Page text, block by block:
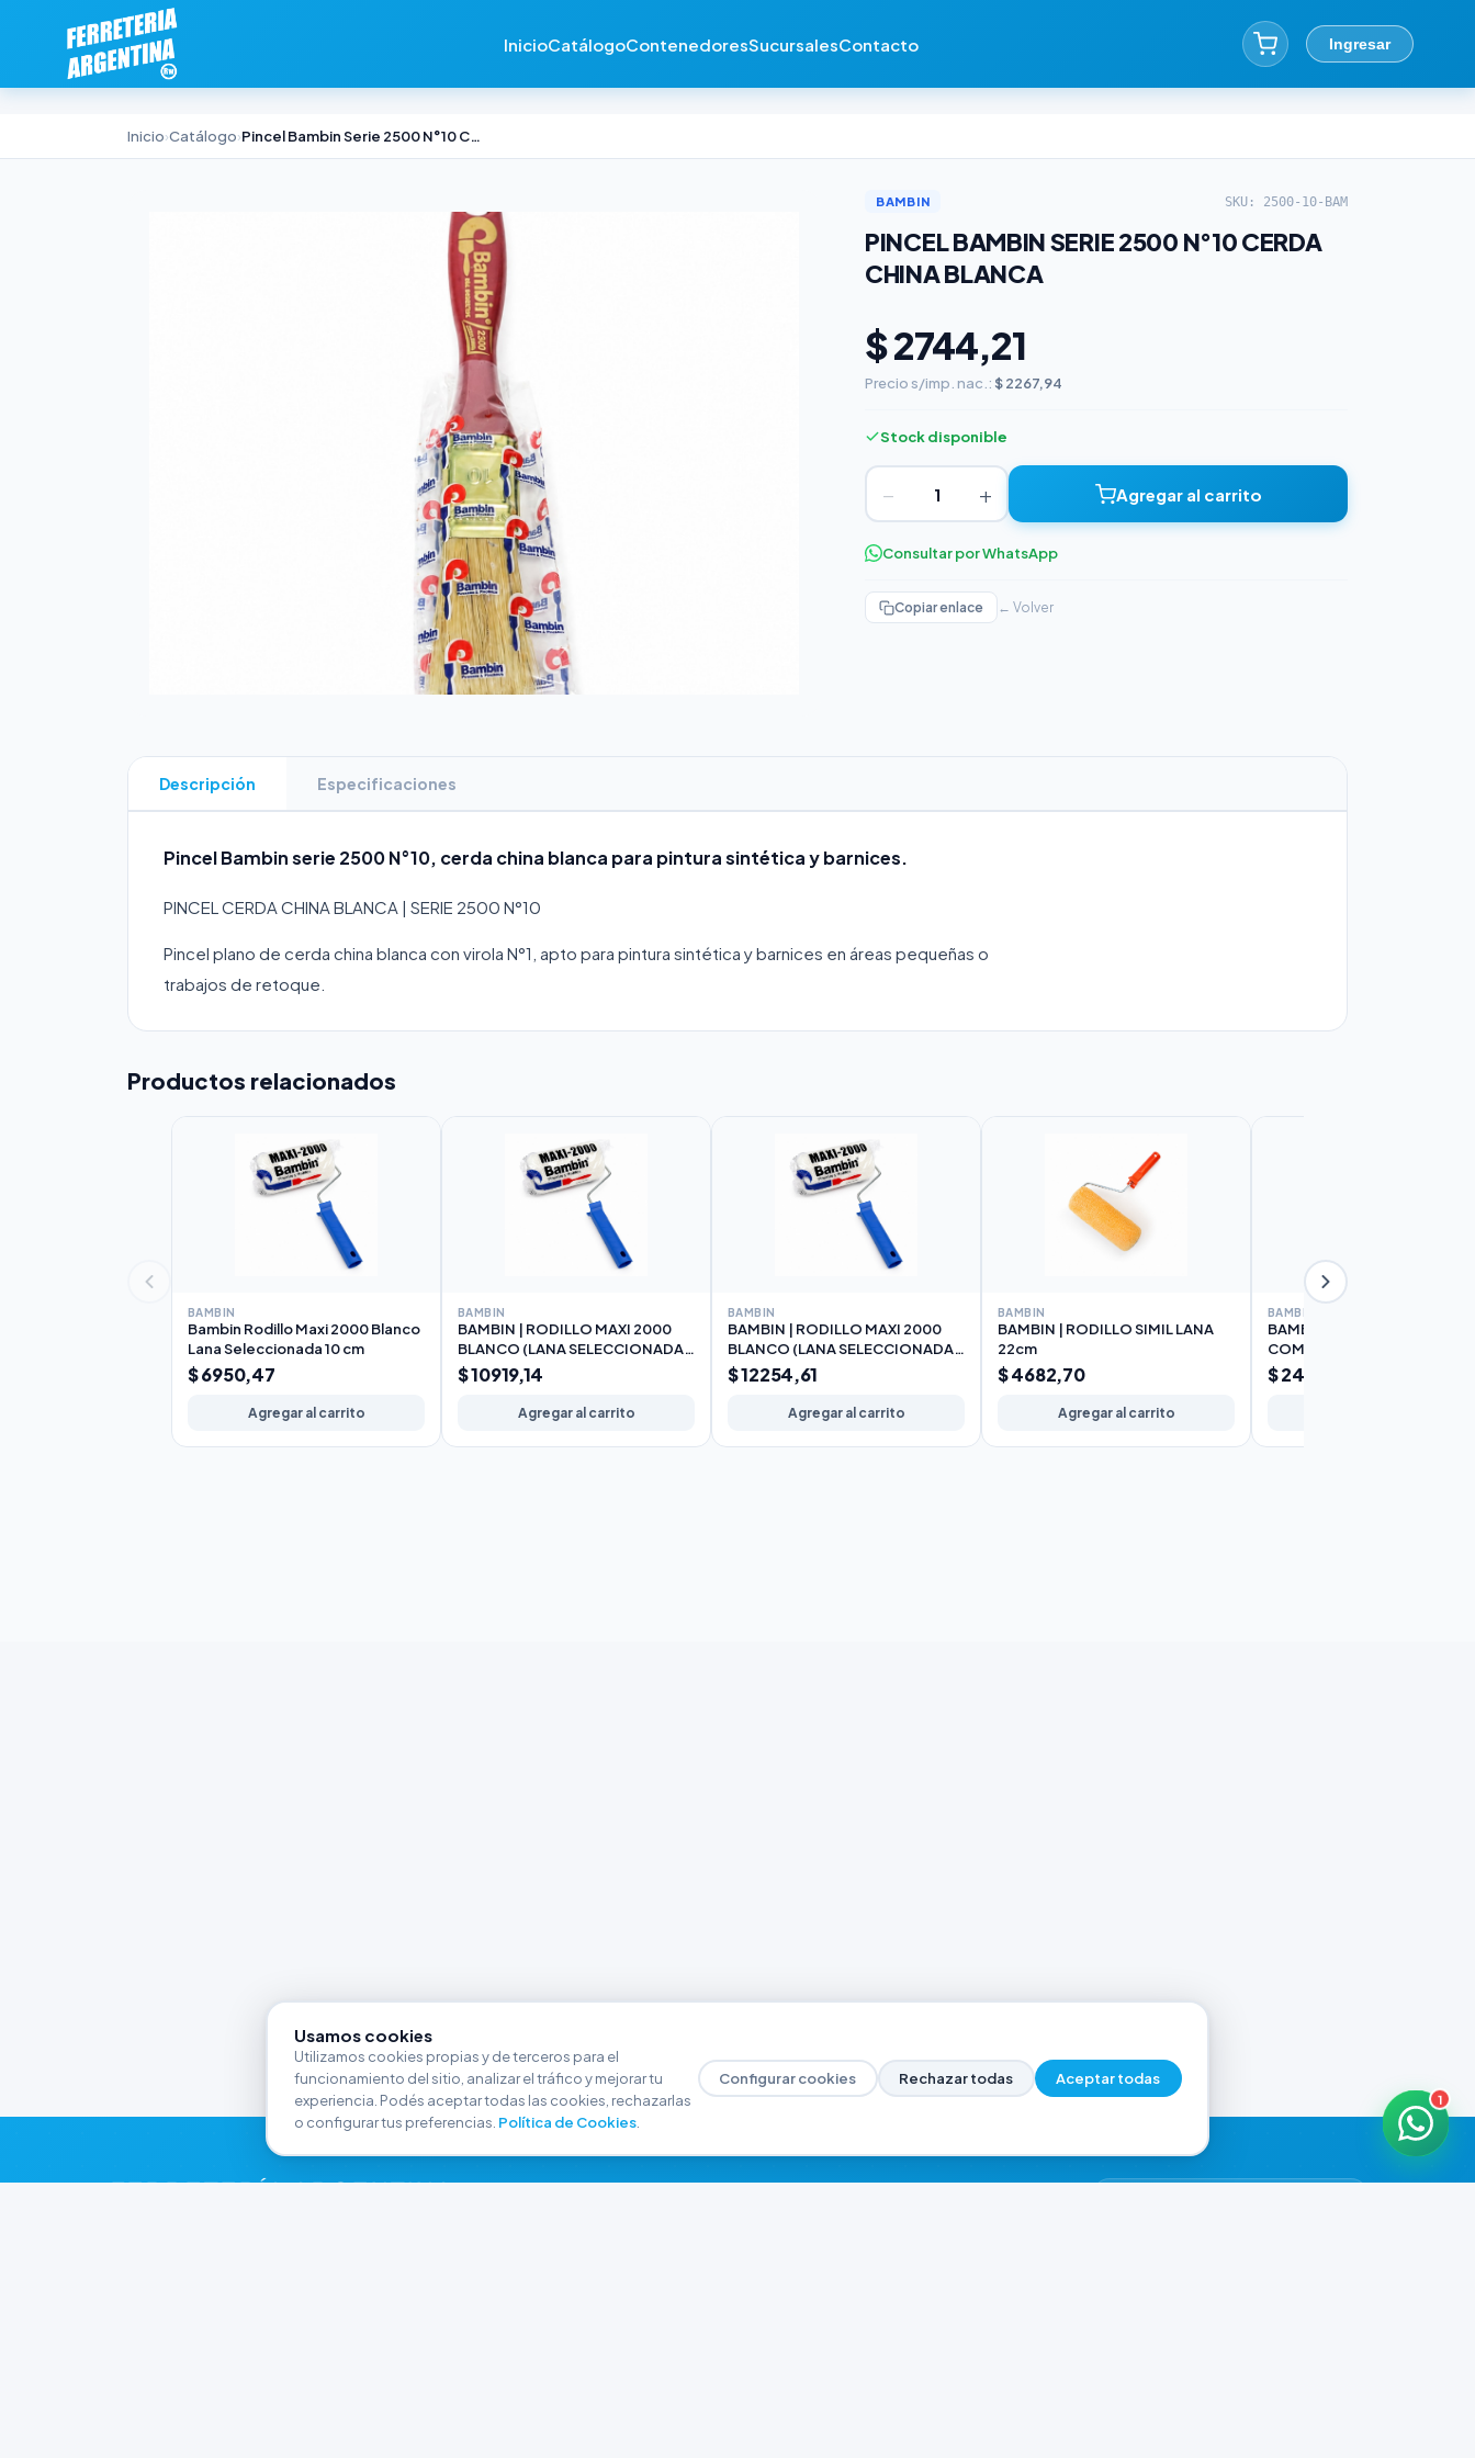
InicioCatálogoContenedoresSucursalesContacto Ingresar
Inicio›Catálogo› Pincel Bambin Serie 2500 N°10 Cerda China Blanca
BAMBIN SKU: 2500-10-BAM
PINCEL BAMBIN SERIE 2500 N°10 CERDA
CHINA BLANCA
$ 2744,21
Precio s/imp. nac.: $ 2267,94
Stock disponible
− + Agregar al carrito
Consultar por WhatsApp
Copiar enlace ← Volver
Descripción Especificaciones
Pincel Bambin serie 2500 N°10, cerda china blanca para pintura sintética y barnices.
PINCEL CERDA CHINA BLANCA | SERIE 2500 N°10
Pincel plano de cerda china blanca con virola N°1, apto para pintura sintética y barnices en áreas pequeñas o
trabajos de retoque.
Productos relacionados
BAMBIN
Bambin Rodillo Maxi 2000 Blanco
Lana Seleccionada 10 cm
$ 6950,47
Agregar al carrito
BAMBIN
BAMBIN | RODILLO MAXI 2000
BLANCO (LANA SELECCIONADA)
17cm
$ 10919,14
Agregar al carrito
BAMBIN
BAMBIN | RODILLO MAXI 2000
BLANCO (LANA SELECCIONADA)
22cm
$ 12254,61
Agregar al carrito
BAMBIN
BAMBIN | RODILLO SIMIL LANA
22cm
$ 4682,70
Agregar al carrito
BAMBIN
BAMBIN | RODILLO
COMPLETO 10cm
$ 2426,48
FERRETERÍA ARGENTINA
1
Usamos cookies
Utilizamos cookies propias y de terceros para el
funcionamiento del sitio, analizar el tráfico y mejorar tu
experiencia. Podés aceptar todas las cookies, rechazarlas
o configurar tus preferencias. Política de Cookies.
Configurar cookies Rechazar todas Aceptar todas